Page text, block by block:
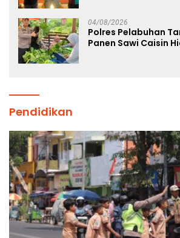
04/08/2026
Polres Pelabuhan
Panen Sawi Caisin
Pendidikan